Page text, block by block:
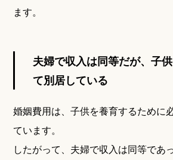
ます。
夫婦で収入は同等だが、子
て別居している
婚姻費用は、子供を養育するために
ています。
したがって、夫婦で収入は同等であ